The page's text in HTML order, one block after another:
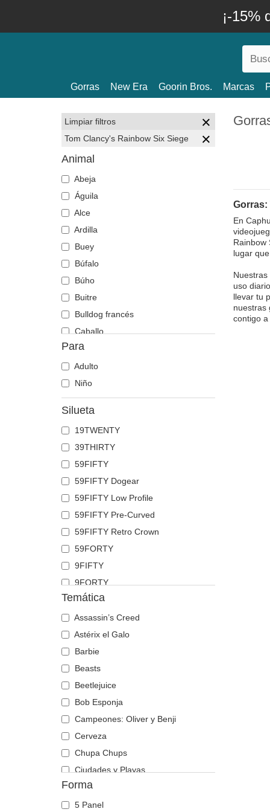
¡-15%
Gorras New Era Goorin Bros. Marcas
Limpiar filtros
Tom Clancy's Rainbow Six Siege
Animal
Abeja
Águila
Alce
Ardilla
Buey
Búfalo
Búho
Buitre
Bulldog francés
Caballo
Cabra
Calavera
Cangrejo
Cebra
Cerdo
Chacal
Chihuahua
Ciervo
Cocodrilo
Coyote
Cuervo
Delfín
Dóberman
Dragón
Escorpión
Fénix
Flamenco
Foca
Gallo
Gato
Gaviota
Guepardo
Hipopótamo
Hormiga
Labrador retriever
Lagarto
Langosta
León
Para
Adulto
Niño
Silueta
19TWENTY
39THIRTY
59FIFTY
59FIFTY Dogear
59FIFTY Low Profile
59FIFTY Pre-Curved
59FIFTY Retro Crown
59FORTY
9FIFTY
9FORTY
9FORTY APEX
9FORTY M-Crown
9SEVENTY
9TWENTY
A Frame
Casual Classic
E Frame
Open Back
Runner
The 90s
The Ball
The Retro
The Snap
Temática
Assassin’s Creed
Astérix el Galo
Barbie
Beasts
Beetlejuice
Bob Esponja
Campeones: Oliver y Benji
Cerveza
Chupa Chups
Ciudades y Playas
Cocktails
DC Comics
Forma
5 Panel
Gorras:
En
Rainbow
lugar
uso
llevar tu
nuestras
contigo